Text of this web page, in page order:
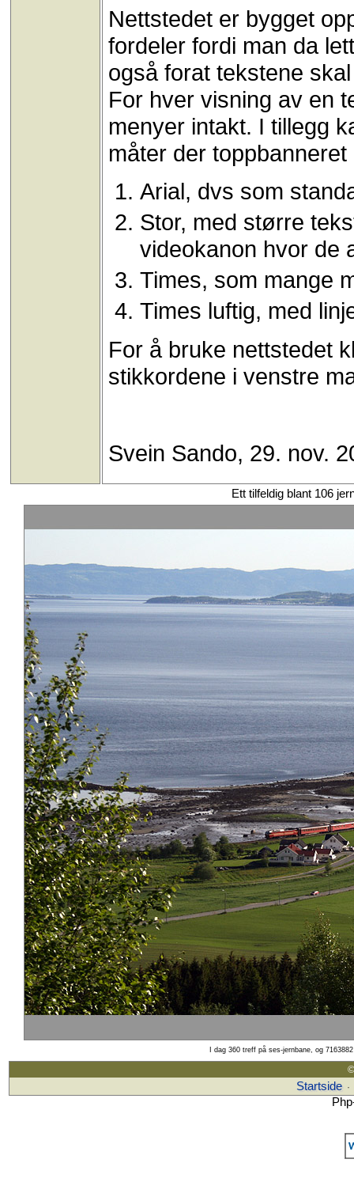
Nettstedet er bygget
fordeler fordi man da
også forat tekstene
For hver visning av en
menyer intakt. I tillegg
måter der
Arial, dvs som
Stor, med større
videokanon hvor de
Times, som mange
Times luftig, med
For å bruke nettstedet
stikkordene i venstre
Svein Sando, 29. nov.
Ett tilfeldig blant 106
I dag 360 treff på ses-jernbane, og
Startside ·